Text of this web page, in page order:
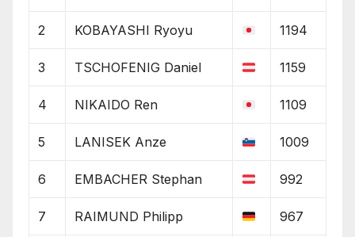
2 KOBAYASHI Ryoyu 1194
3 TSCHOFENIG Daniel 1159
4 NIKAIDO Ren 1109
5 LANISEK Anze 1009
6 EMBACHER Stephan 992
7 RAIMUND Philipp 967